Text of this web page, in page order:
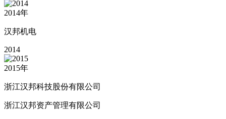
2014年
汉邦机电
2014
2015年
浙江汉邦科技股份有限公司
浙江汉邦资产管理有限公司